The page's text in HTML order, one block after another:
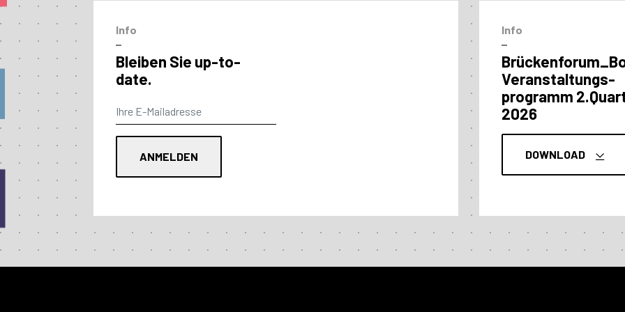
Info
–
Bleiben Sie up-to-
date.
Info
–
Veranstaltungs­
programm
2026
DOWNLOAD